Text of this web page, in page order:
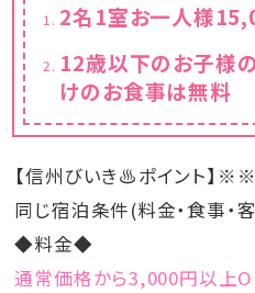
2名1室お一人様
12歳以下のお子様
けのお食事は無料
※「Kids Stay & Eat
食事に限り無料となりま
※お子様対象の無料メニ
き 1回のお食事でお子
ます。
※小学生以下で添い寝ご
事・布団なし)でお申込み
【信州びいき♨ポイン
同じ宿泊条件(料金・食事・
◆料金◆
通常価格から3,000円以上